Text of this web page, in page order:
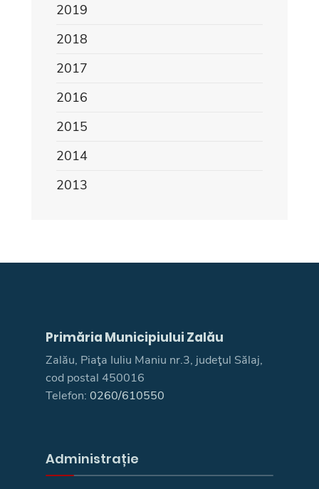
2019
2018
2017
2016
2015
2014
2013
Primăria Municipiului Zalău
Zalău, Piaţa Iuliu Maniu nr.3, judeţul Sălaj,
cod postal 450016
Telefon: 0260/610550
Administrație